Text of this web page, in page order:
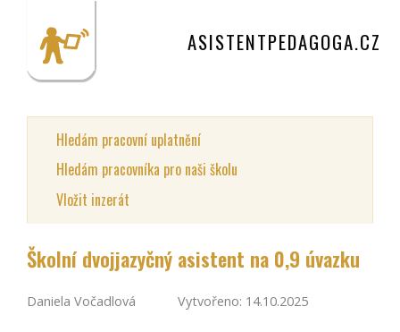
ASISTENTPEDAGOGA.CZ
Hledám pracovní uplatnění
Hledám pracovníka pro naši školu
Vložit inzerát
Školní dvojjazyčný asistent na 0,9 úvazku
Daniela Vočadlová Vytvořeno: 14.10.2025